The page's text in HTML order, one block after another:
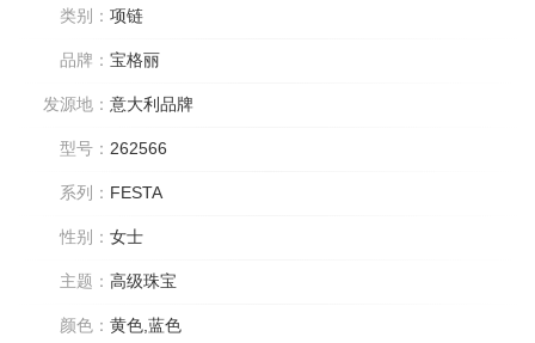
类别： 项链
品牌： 宝格丽
发源地： 意大利品牌
型号： 262566
系列： FESTA
性别： 女士
主题： 高级珠宝
颜色： 黄色,蓝色